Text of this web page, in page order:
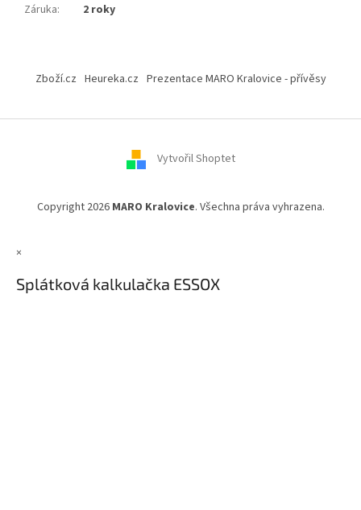
Záruka: 2 roky
Zboží.cz Heureka.cz Prezentace MARO Kralovice - přívěsy
Vytvořil Shoptet
Copyright 2026 MARO Kralovice. Všechna práva vyhrazena.
×
Splátková kalkulačka ESSOX